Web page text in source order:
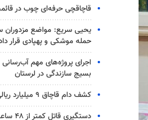
قاچاقچی حرفه‌ای چوب در
یحیی سریع: مواضع
حمله موشکی و پهپادی قرار
اجرای پروژه‌های مهم
بسیج سازندگی در لرستان
کشف دام قاچاق ۹ میلیارد ریالی در بیجار
دستگیری